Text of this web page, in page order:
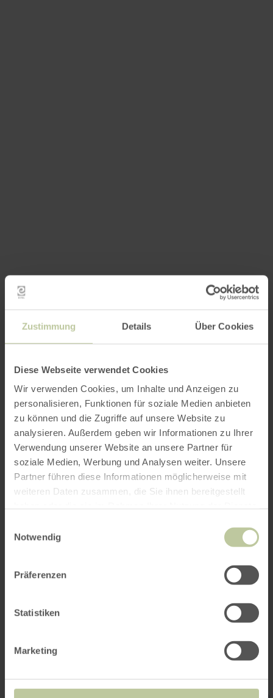
Zustimmung Details Über Cookies
Diese Webseite verwendet Cookies
Wir verwenden Cookies, um Inhalte und Anzeigen zu
personalisieren, Funktionen für soziale Medien anbieten
zu können und die Zugriffe auf unsere Website zu
analysieren. Außerdem geben wir Informationen zu Ihrer
Verwendung unserer Website an unsere Partner für
soziale Medien, Werbung und Analysen weiter. Unsere
Partner führen diese Informationen möglicherweise mit
weiteren Daten zusammen, die Sie ihnen bereitgestellt
Notwendig
Präferenzen
Statistiken
Marketing
Impressionen